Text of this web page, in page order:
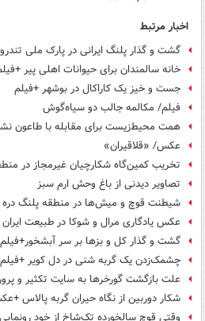
اخبار مرتبط
گشت و گذار پلنگ ایرانی در پارک ملی
خانه سالمندان برای حیوانات اهلی پیر
جست و خیز یک کاراکال در بوشهر +فیلم
فیلم/ مکالمه جالب دو سیاه‌گوش
همت محیط‌زیست برای مقابله با طاعون
عکس/ «قلاقیران»
تخریب کمین‌گاه شکارچیان غیرمجاز در
تصاویر دیدنی از باغ وحش ارم سبز
شیطنت قوچ و میش‌ها در منطقه پلنگ دره
عکس یادگاری مرال و شوکا در طبیعت ایران
گشت و گذار کل و بزها بر سر آبشخور+فیلم
چشمک‌زدن یک گربه شنی در دل کویر +فیلم
علت بازگشت گورخرها به سایت تکثیر و
شکار دوربین از نگاه حیران گربه پالاس
وقتی قوچ سالخورده تک‌شاخ از خود